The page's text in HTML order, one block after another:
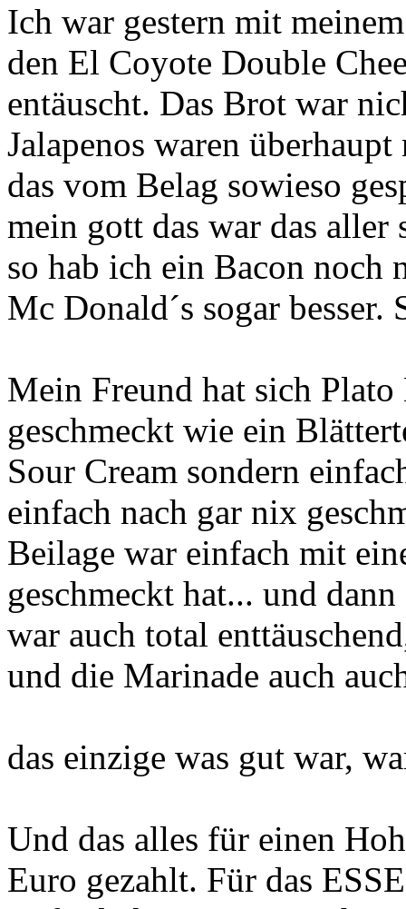
Ich war gestern mit
den El Coyote Double
entäuscht. Das Brot war
Jalapenos waren
das vom Belag sowieso
mein gott das war das
so hab ich ein Bacon noch
Mc Donald´s sogar besser.
Mein Freund hat sich
geschmeckt wie ein
Sour Cream sondern
einfach nach gar nix
Beilage war einfach mit
geschmeckt hat... und
war auch total
und die Marinade auch
das einzige was gut war,
Und das alles für einen
Euro gezahlt. Für das